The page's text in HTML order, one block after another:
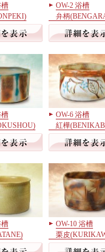
槽
OW-2 浴槽
弁柄
槽
OW-6 浴槽
紅樺
槽
OW-10 浴槽
栗皮